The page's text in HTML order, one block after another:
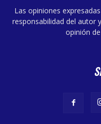
Las opiniones
responsabilidad del autor
opinión